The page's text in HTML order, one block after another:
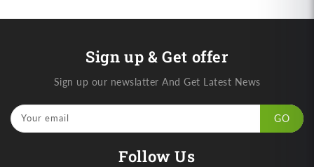
Sign up & Get offer
Sign up our newslatter And Get Latest News
Your email GO
Follow Us